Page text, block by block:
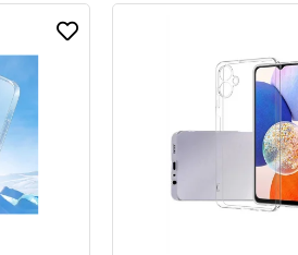
TIPALI ve KAMERA KORUMALI
Cihazı Dış Darbelere Şoklara vb.
Kaliteli Silikon Malzemeden Üretilmiş
Cihazı Kalınlaştırmaz, Hafiftir, Cepte